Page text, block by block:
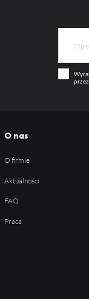
O nas
O firmie
Aktualności
FAQ
Praca